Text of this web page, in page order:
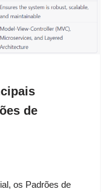
de
os Padrões de